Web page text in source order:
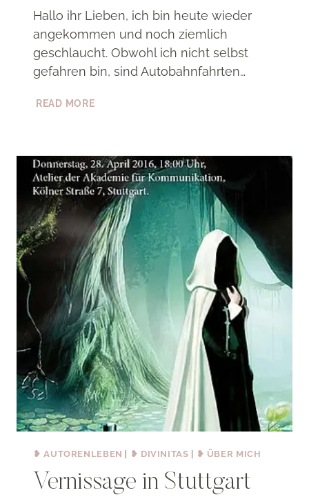
Hallo ihr Lieben, ich bin heute wieder
angekommen und noch ziemlich
geschlaucht. Obwohl ich nicht selbst
gefahren bin, sind Autobahnfahrten…
READ MOREEINDRÜCKE
NEMESIS
❥ AUTORENLEBEN | ❥ DIVINITAS | ❥ ÜBER MICH
Vernissage in Stuttgart